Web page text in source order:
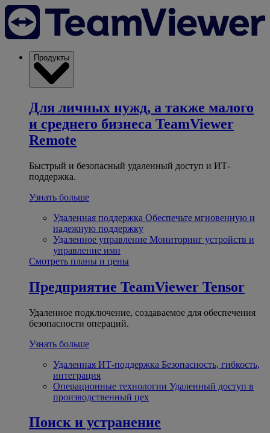
Продукты
Для личных нужд, а также малого
и среднего бизнеса TeamViewer
Remote
Быстрый и безопасный удаленный доступ и ИТ-
поддержка.
Узнать больше
Удаленная поддержка Обеспечьте мгновенную и
надежную поддержку
Удаленное управление Мониторинг устройств и
управление ими
Смотреть планы и цены
Предприятие TeamViewer Tensor
Удаленное подключение, создаваемое для обеспечения
безопасности операций.
Узнать больше
Удаленная ИТ-поддержка Безопасность, гибкость,
интеграция
Операционные технологии Удаленный доступ в
производственный цех
Поиск и устранение